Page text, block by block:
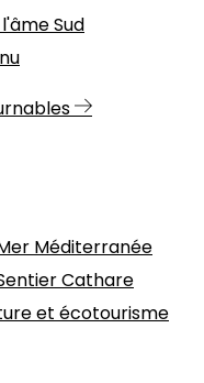
Méditerranée
Cathare
et écotourisme